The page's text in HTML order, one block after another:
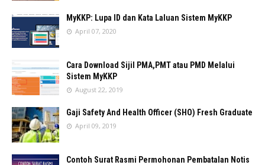
MyKKP: Lupa ID dan Kata Laluan Sistem MyKKP
April 07, 2020
Cara Download Sijil PMA,PMT atau PMD Melalui
Sistem MyKKP
August 22, 2019
Gaji Safety And Health Officer (SHO) Fresh Graduate
April 09, 2019
Contoh Surat Rasmi Permohonan Pembatalan Notis